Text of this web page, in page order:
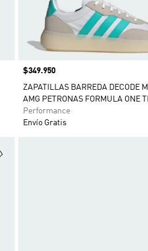
Precio
$349.950
ZAPATILLAS BARREDA DECODE
AMG PETRONAS FORMULA ONE
Performance
Envío Gratis